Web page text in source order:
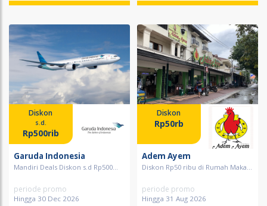
Diskon
s.d.
Rp500rib
Garuda Indonesia
Mandiri Deals Diskon s.d Rp500...
periode promo
Hingga 30 Dec 2026
Diskon
Rp50rb
Adem Ayem
Diskon Rp50 ribu di Rumah Maka...
periode promo
Hingga 31 Aug 2026